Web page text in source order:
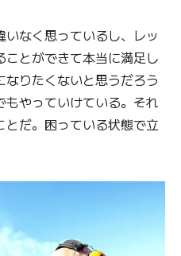
いなく思っているし、レッ
ことができて本当に満足し
りたくないと思うだろう
やっていけている。それ
だ。困っている状態で立